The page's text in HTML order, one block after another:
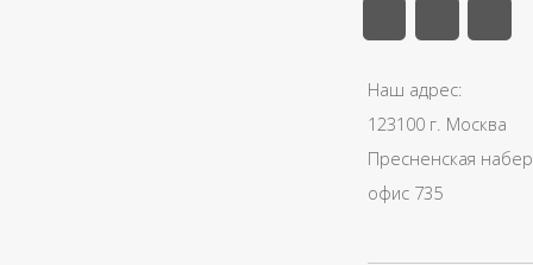
Наш адрес:
123100 г. Москва
Пресненская
офис 735